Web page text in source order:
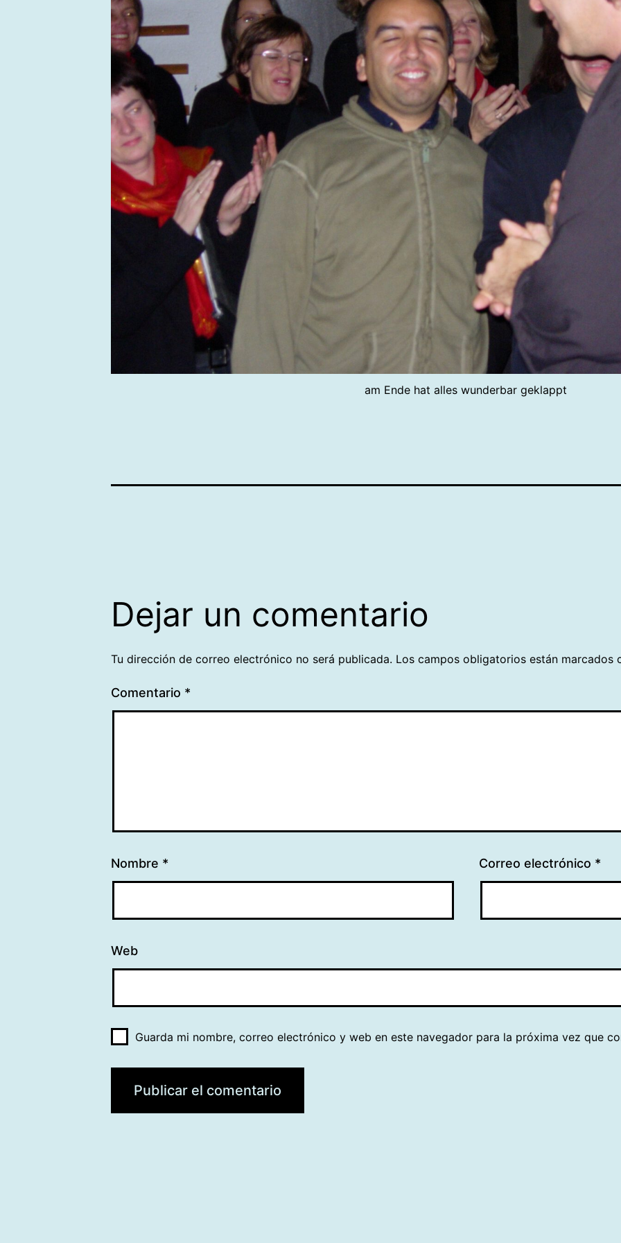
am Ende hat alles wunderbar geklappt
Dejar un comentario
Tu dirección de correo electrónico no será publicada. Los campos obligatorios están marcados
Comentario *
Nombre * Correo electrónico *
Web
Guarda mi nombre, correo electrónico y web en este navegador para la próxima vez que